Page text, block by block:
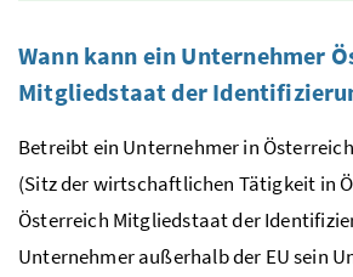
Wann kann ein Unternehmer
Mitgliedstaat der
Betreibt ein Unternehmer in
(Sitz der wirtschaftlichen Tätigkeit in
Österreich Mitgliedstaat der
Unternehmer außerhalb der EUsein